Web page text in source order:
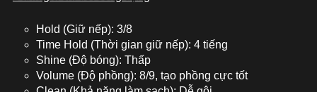
Hold (Giữ nếp): 3/8
Time Hold (Thời gian giữ nếp): 4 tiếng
Shine (Độ bóng): Thấp
Volume (Độ phồng): 8/9, tạo phồng cực tốt